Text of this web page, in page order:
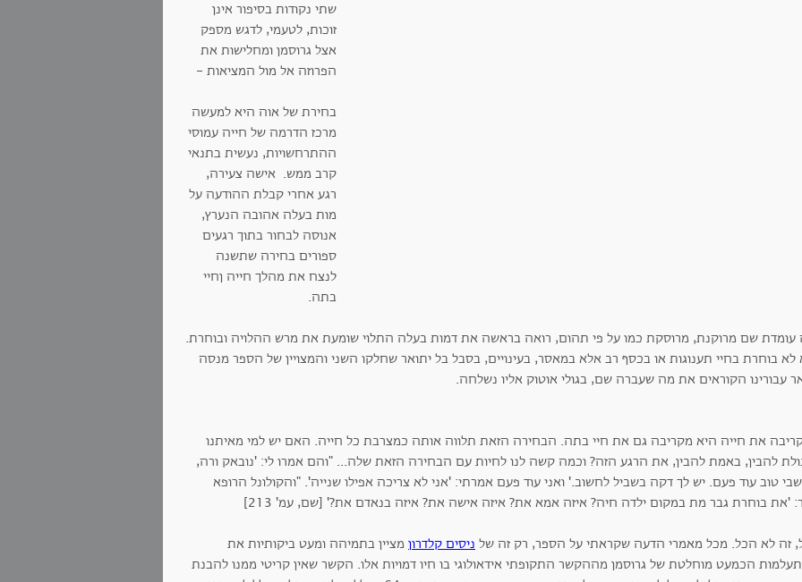
שתי נקודות בסיפור אינן
זוכות, לטעמי, לדגש מספק
אצל גרוסמן ומחלישות את
הפרוזה אל מול המציאות -
בחירת של אוה היא למעשה
מרכז הדרמה של חייה עמוסי
ההתרחשויות, נעשית בתנאי
קרב ממש. אישה צעירה,
רגע אחרי קבלת ההודעה על
מות בעלה אהובה הנערץ,
אנוסה לבחור בתוך רגעים
ספורים בחירה שתשנה
לנצח את מהלך חייה ןחיי
בתה.
עומדת שם מרוקנת, מרוסקת כמו על פי תהום, רואה בראשה את דמות בעלה התלוי שומעת את מרש ההלויה ובוחרת.
לא בוחרת בחיי תענוגות או בכסף רב אלא במאסר, בעינויים, בסבל בל יתואר שחלקו השני והמצויין של הספר מנסה
עבורינו הקוראים את מה שעברה שם, בגולי אוטוק אליו נשלחה.
את חייה היא מקריבה גם את חיי בתה. הבחירה הזאת תלווה אותה כמצרבת כל חייה. האם יש למי מאיתנו
להבין, באמת להבין, את הרגע הזה? וכמה קשה לנו לחיות עם הבחירה הזאת שלה... "והם אמרו לי: 'נובאק ורה,
טוב עוד פעם. יש לך דקה בשביל לחשוב.' ואני עוד פעם אמרתי: 'אני לא צריכה אפילו שנייה'. "והקולונל הרופא
'את בוחרת גבר מת במקום ילדה חיה? איזה אמא את? איזה אישה את? איזה בנאדם את?' [שם, עמ' 213]
זה לא הכל. מכל מאמרי הדעה שקראתי על הספר, רק זה של ניסים קלדרון מציין בתמיהה ומעט ביקותיות את
הכמעט מוחלטת של גרוסמן מההקשר התקופתי אידאולוגי בו חיו דמויות אלו. הקשר שאין קריטי ממנו להבנת